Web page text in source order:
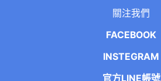
關注我們
FACEBOOK
INSTEGRAM
官方LINE帳號